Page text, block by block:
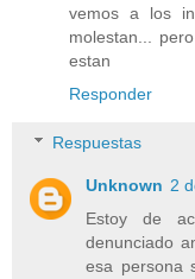
vemos a los
molestan...
estan
Responder
Respuestas
Unknown 2
Estoy de
denunciado
esa persona